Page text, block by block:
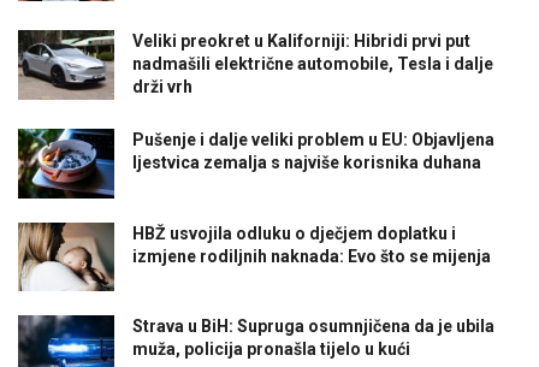
Veliki preokret u Kaliforniji: Hibridi prvi put
nadmašili električne automobile, Tesla i dalje
drži vrh
Pušenje i dalje veliki problem u EU: Objavljena
ljestvica zemalja s najviše korisnika duhana
HBŽ usvojila odluku o dječjem doplatku i
izmjene rodiljnih naknada: Evo što se mijenja
Strava u BiH: Supruga osumnjičena da je ubila
muža, policija pronašla tijelo u kući